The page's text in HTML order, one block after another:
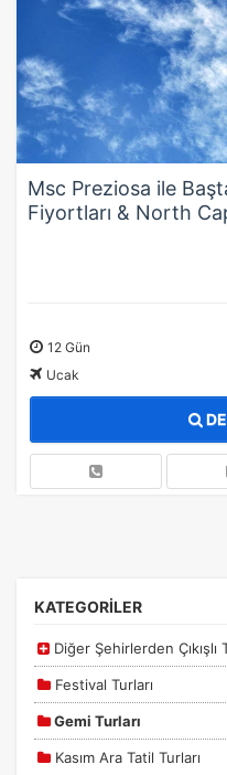
Çerez
gizlilik koşullarını
Zorunlu Çerezler
Oturum yönetimi,
Msc Preziosa ile
Fiyortları & North
12 Gün
Ucak
KATEGORİLER
Diğer Şehirlerden Çıkışlı
Festival Turları
Gemi Turları
Kasım Ara Tatil Turları